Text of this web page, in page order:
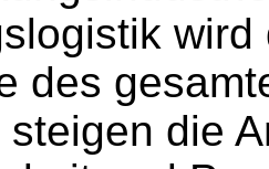
des
die